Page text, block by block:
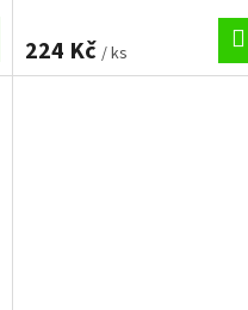
224 Kč / ks